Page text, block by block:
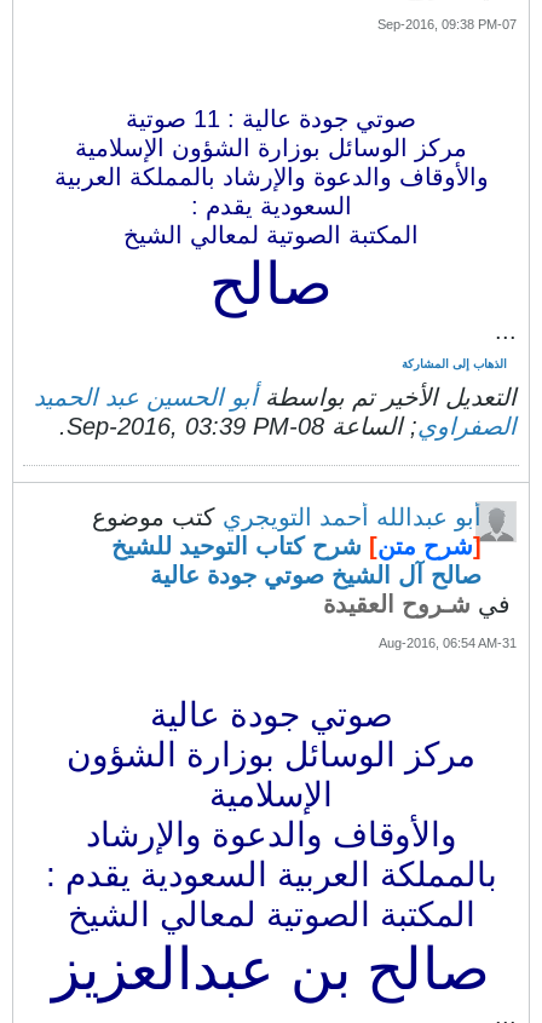
07-Sep-2016, 09:38 PM
صوتي جودة عالية : 11 صوتية
مركز الوسائل بوزارة الشؤون الإسلامية
والأوقاف والدعوة والإرشاد بالمملكة العربية
السعودية يقدم :
المكتبة الصوتية لمعالي الشيخ
صالح
...
الذهاب إلى المشاركة
التعديل الأخير تم بواسطةأبو الحسين عبد الحميد
الصفراوي; الساعة 08-Sep-2016, 03:39 PM
.
أبو عبدالله أحمد التويجري كتب موضوع
[شرح متن] شرح كتاب التوحيد للشيخ
صالح آل الشيخ صوتي جودة عالية
في شـروح العقيدة
31-Aug-2016, 06:54 AM
صوتي جودة عالية
مركز الوسائل بوزارة الشؤون
الإسلامية
والأوقاف والدعوة والإرشاد
بالمملكة العربية السعودية يقدم :
المكتبة الصوتية لمعالي الشيخ
صالح بن عبدالعزيز
...